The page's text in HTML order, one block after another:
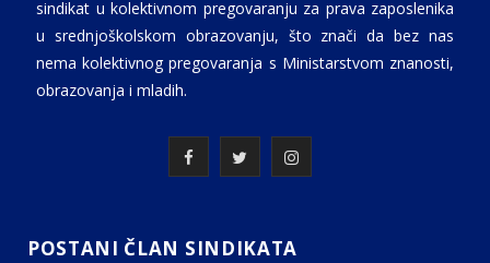
sindikat u kolektivnom pregovaranju za prava zaposlenika
u srednjoškolskom obrazovanju, što znači da bez nas
nema kolektivnog pregovaranja s Ministarstvom znanosti,
obrazovanja i mladih.
F
c
i
I
POSTANI ČLAN SINDIKATA